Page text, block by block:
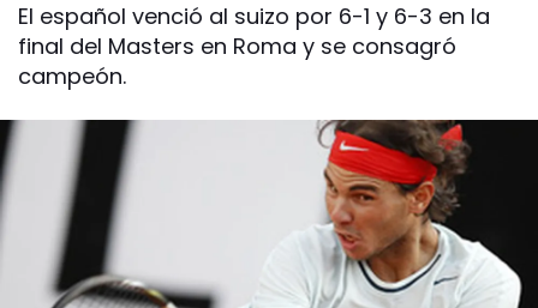
El español venció al suizo por 6-1 y 6-3 en la
final del Masters en Roma y se consagró
campeón.